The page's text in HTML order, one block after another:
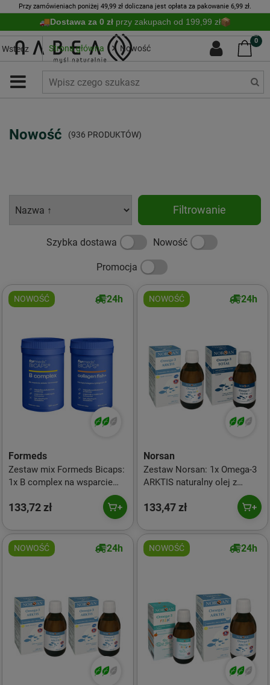
Przy zamówieniach poniżej 49,99 zł doliczana jest opłata za pakowanie 6,99 zł.
Dostawa za 0 zł przy zakupach od 199,99 zł
0
Wstecz Strona główna Nowość
Nowość (936 PRODUKTÓW)
Filtrowanie
Szybka dostawa Nowość
Promocja
NOWOŚĆ 24h
Formeds
Zestaw mix Formeds Bicaps:
1x B complex na wsparcie
układu nerwowego 120 kaps.
i 1x Collagen Fish+ mix
133,72 zł
NOWOŚĆ 24h
Norsan
Zestaw Norsan: 1x Omega-3
ARKTIS naturalny olej z
dorsza kwasy EPA i DHA 200
ml smak cytrynowy i 1x
Omega-3 TOTAL olej rybny
kwasy tłuszczowe 200 ml
smak naturalny
133,47 zł
NOWOŚĆ 24h NOWOŚĆ 24h